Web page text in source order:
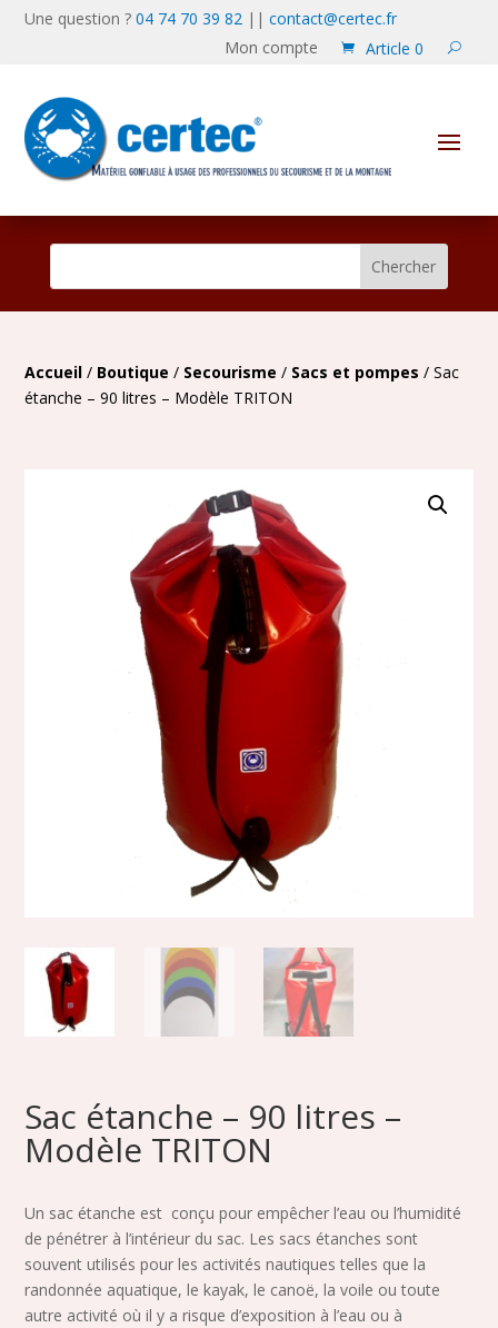
Une question ?04 74 70 39 82 ||contact@certec.fr
Mon compte
Article 0
Accueil / Boutique / Secourisme / Sacs et pompes / Sac
étanche – 90 litres – Modèle TRITON
Sac étanche – 90 litres –
Modèle TRITON
Un sac étanche est conçu pour empêcher l’eau ou l’humidité
de pénétrer à l’intérieur du sac. Les sacs étanches sont
souvent utilisés pour les activités nautiques telles que la
randonnée aquatique, le kayak, le canoë, la voile ou toute
autre activité où il y a risque d’exposition à l’eau ou à